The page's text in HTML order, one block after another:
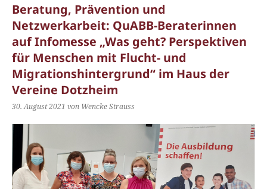
Beratung, Prävention und
Netzwerkarbeit: QuABB-Beraterinnen
auf Infomesse „Was geht? Perspektiven
für Menschen mit Flucht- und
Migrationshintergrund“ im Haus der
Vereine Dotzheim
30. August 2021 von Wencke Strauss